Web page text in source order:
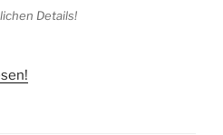
Details!